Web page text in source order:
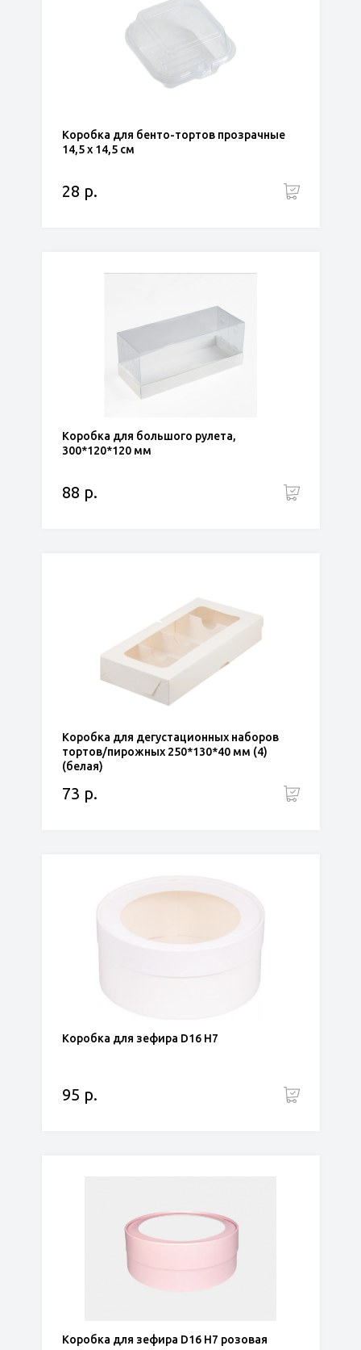
Коробка для бенто-тортов прозрачные
14,5 х 14,5 см
28 р.
Коробка для большого рулета,
300*120*120 мм
88 р.
Коробка для дегустационных наборов
тортов/пирожных 250*130*40 мм (4)
(белая)
73 р.
Коробка для зефира D16 Н7
95 р.
Коробка для зефира D16 Н7 розовая